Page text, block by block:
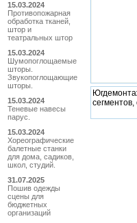
15.03.2024
Противопожарная
обработка тканей,
штор и
театральных штор
15.03.2024
Шумопоглощаемые
шторы.
Звукопоглощающие
шторы.
15.03.2024
Теневые навесы
парус.
15.03.2024
Хореографические
балетные станки
для дома, садиков,
школ, студий.
31.07.2025
Пошив одежды
сцены для
бюджетных
организаций